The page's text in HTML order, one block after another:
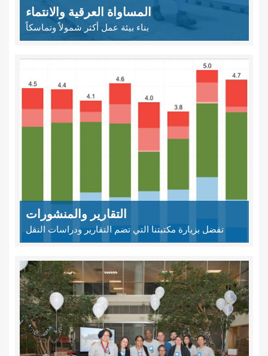
المساواة العرقية والانتماء
بناء بيئة عمل أكثر شمولاً وتماسكاً
التقارير والمنشورات
تفضل بزيارة مكتبتنا التي تضم التقارير ودراسات النقل